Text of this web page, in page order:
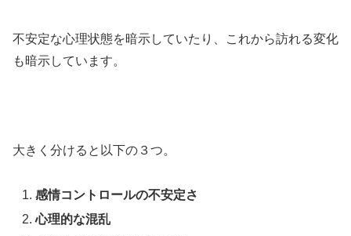
不安定な心理状態を暗示していたり、これから訪れる変化
も暗示しています。
大きく分けると以下の３つ。
感情コントロールの不安定さ
心理的な混乱